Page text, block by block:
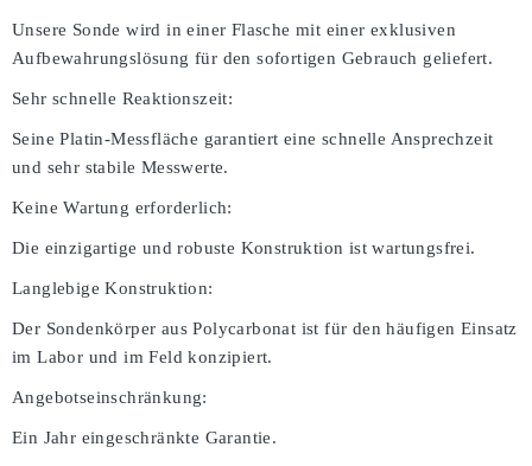
Unsere Sonde wird in einer Flasche mit einer exklusiven
Aufbewahrungslösung für den sofortigen Gebrauch geliefert.
Sehr schnelle Reaktionszeit:
Seine Platin-Messfläche garantiert eine schnelle Ansprechzeit
und sehr stabile Messwerte.
Keine Wartung erforderlich:
Die einzigartige und robuste Konstruktion ist wartungsfrei.
Langlebige Konstruktion:
Der Sondenkörper aus Polycarbonat ist für den häufigen Einsatz
im Labor und im Feld konzipiert.
Angebotseinschränkung:
Ein Jahr eingeschränkte Garantie.